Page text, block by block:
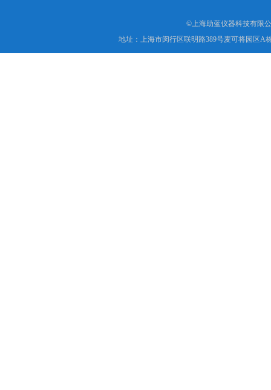
©上海助蓝仪器科技有限
地址：上海市闵行区联明路389号麦可将园区A